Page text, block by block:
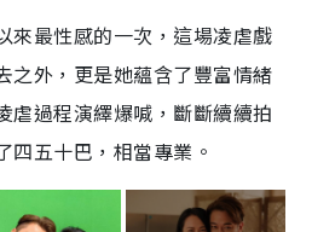
來最性感的一次，這場凌虐戲
之外，更是她蘊含了豐富情緒
虐過程演繹爆喊，斷斷續續拍
四五十巴，相當專業。